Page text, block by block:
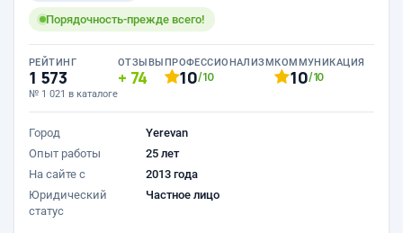
Порядочность-прежде всего!
РЕЙТИНГ
1 573
№ 1 021 в каталоге
ОТЗЫВЫ
74
ПРОФЕССИОНАЛИЗМ
10/10
КОММУНИКАЦИЯ
10/10
Город
Yerevan
Опыт работы
25 лет
На сайте с
2013 года
Юридический
статус
Частное лицо